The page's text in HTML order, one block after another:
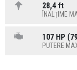
28,4 ft
ÎNĂLȚIME
107 HP
PUTERE